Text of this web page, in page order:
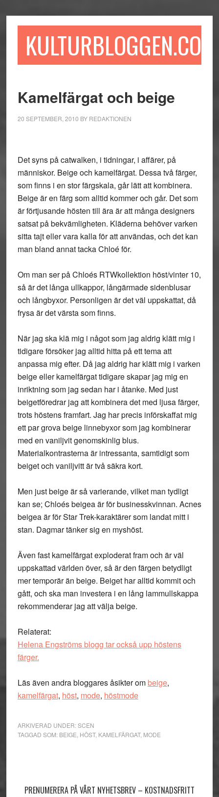
till
till
sidofältet
till
KULTURBLOGGEN.COM
Kamelfärgat och beige
20 SEPTEMBER, 2010 BY REDAKTIONEN
Det syns på catwalken, i tidningar, i affärer, på
människor. Beige och kamelfärgat. Dessa två färger,
som finns i en stor färgskala, går lätt att kombinera.
Beige är en färg som alltid kommer och går. Det som
är förtjusande hösten till ära är att många designers
satsat på bekvämligheten. Kläderna behöver varken
sitta tajt eller vara kalla för att användas, och det kan
man bland annat tacka Chloé för.
Om man ser på Chloés RTWkollektion höst/vinter 10,
så är det långa ullkappor, långärmade sidenblusar
och långbyxor. Personligen är det väl uppskattat, då
frysa är det värsta som finns.
När jag ska klä mig i något som jag aldrig klätt mig i
tidigare försöker jag alltid hitta på ett tema att
anpassa mig efter. Då jag aldrig har klätt mig i varken
beige eller kamelfärgat tidigare skapar jag mig en
inriktning som jag sedan har i åtanke. Med just
beigetföredrar jag att kombinera det med ljusa färger,
trots höstens framfart. Jag har precis införskaffat mig
ett par grova beige linnebyxor som jag kombinerar
med en vaniljvit genomskinlig blus.
Materialkontrasterna är intressanta, samtidigt som
beiget och vaniljvitt är två säkra kort.
Men just beige är så varierande, vilket man tydligt
kan se; Chloés beigea är för businesskvinnan. Acnes
beigea är för Star Trek-karaktärer som landat mitt i
stan. Dagmar tänker sig en myshöst.
Även fast kamelfärgat exploderat fram och är väl
uppskattad världen över, så är den färgen betydligt
mer temporär än beige. Beiget har alltid kommit och
gått, och ska man investera i en lång lammullskappa
rekommenderar jag att välja beige.
Relaterat:
Helena Engströms blogg tar också upp höstens
färger.
Läs även andra bloggares åsikter om beige,
kamelfärgat, höst, mode, höstmode
ARKIVERAD UNDER:SCEN
TAGGAD SOM: BEIGE HÖST, KAMELFÄRGAT, MODE
PRENUMERERA PÅ VÅRT NYHETSBREV – KOSTNADSFRITT